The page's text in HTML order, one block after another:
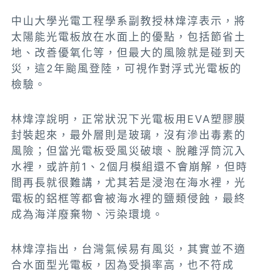
中山大學光電工程學系副教授林煒淳表示，將
太陽能光電板放在水面上的優點，包括節省土
地、改善優氧化等，但最大的風險就是碰到天
災，這2年颱風登陸，可視作對浮式光電板的
檢驗。
林煒淳說明，正常狀況下光電板用EVA塑膠膜
封裝起來，最外層則是玻璃，沒有滲出毒素的
風險；但當光電板受風災破壞、脫離浮筒沉入
水裡，或許前1、2個月模組還不會崩解，但時
間再長就很難講，尤其若是浸泡在海水裡，光
電板的鋁框等都會被海水裡的鹽類侵蝕，最終
成為海洋廢棄物、污染環境。
林煒淳指出，台灣氣候易有風災，其實並不適
合水面型光電板，因為受損率高，也不符成